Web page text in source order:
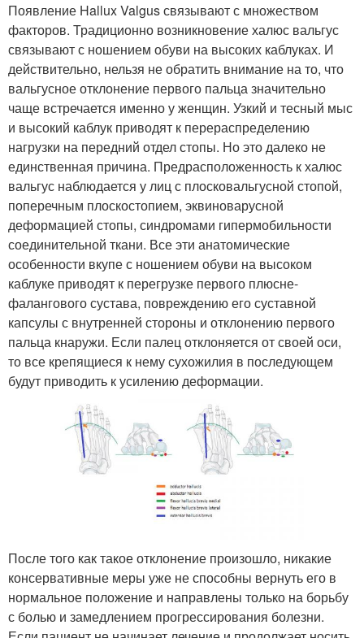
Появление Hallux Valgus связывают с множеством
факторов. Традиционно возникновение халюс вальгус
связывают с ношением обуви на высоких каблуках. И
действительно, нельзя не обратить внимание на то, что
вальгусное отклонение первого пальца значительно
чаще встречается именно у женщин. Узкий и тесный мыс
и высокий каблук приводят к перераспределению
нагрузки на передний отдел стопы. Но это далеко не
единственная причина. Предрасположенность к халюс
вальгус наблюдается у лиц с плосковальгусной стопой,
поперечным плоскостопием, эквиноварусной
деформацией стопы, синдромами гипермобильности
соединительной ткани. Все эти анатомические
особенности вкупе с ношением обуви на высоком
каблуке приводят к перегрузке первого плюсне-
фалангового сустава, повреждению его суставной
капсулы с внутренней стороны и отклонению первого
пальца кнаружи. Если палец отклоняется от своей оси,
то все крепящиеся к нему сухожилия в последующем
будут приводить к усилению деформации.
После того как такое отклонение произошло, никакие
консервативные меры уже не способны вернуть его в
нормальное положение и направлены только на борьбу
с болью и замедлением прогрессирования болезни.